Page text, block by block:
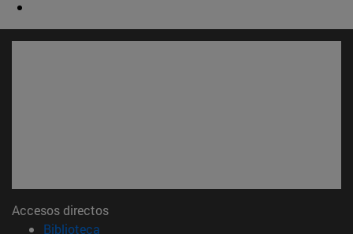
Accesos directos
Biblioteca